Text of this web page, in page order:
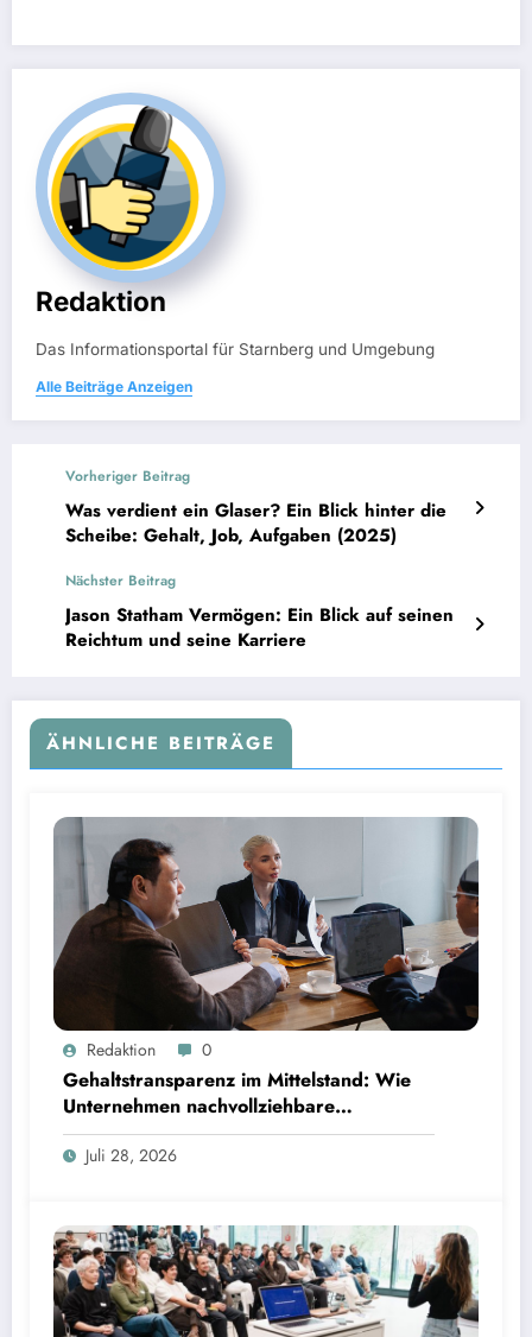
Redaktion
Das Informationsportal für Starnberg und Umgebung
Alle Beiträge Anzeigen
Vorheriger Beitrag
Was verdient ein Glaser? Ein Blick hinter die
Scheibe: Gehalt, Job, Aufgaben (2025)
Nächster Beitrag
Jason Statham Vermögen: Ein Blick auf seinen
Reichtum und seine Karriere
ÄHNLICHE BEITRÄGE
schaffenRedaktion 0
Gehaltstransparenz im Mittelstand: Wie
Unternehmen nachvollziehbare
Vergütungsmodelle schaffen
Juli 28, 2026